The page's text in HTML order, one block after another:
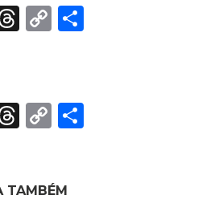
Threads
Copy
Threads
Copy
TAMBÉM